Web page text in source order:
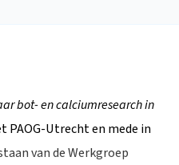
bot- en calciumresearch in
PAOG-Utrecht en mede in
van de Werkgroep